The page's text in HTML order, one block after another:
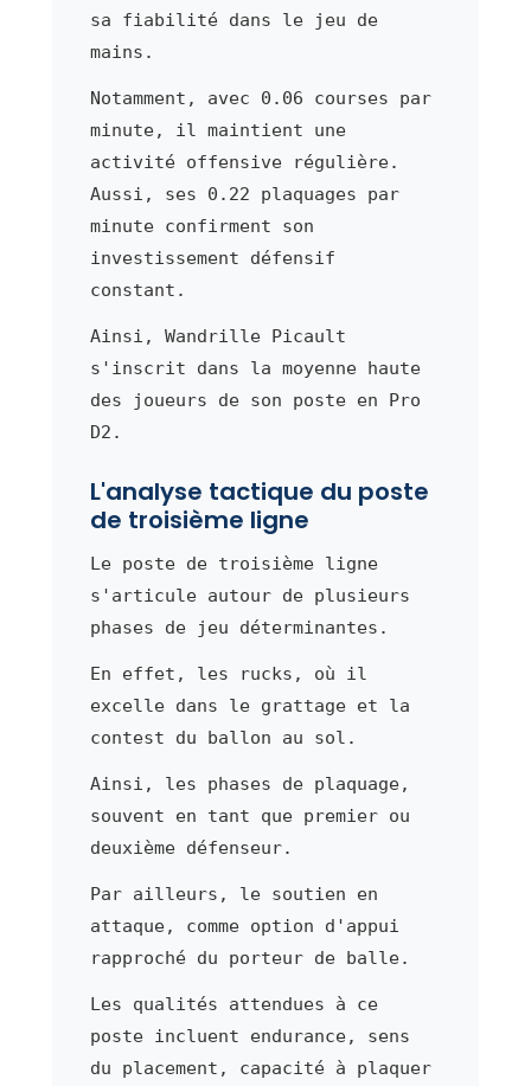
sa fiabilité dans le jeu de
mains.
Notamment, avec 0.06 courses par
minute, il maintient une
activité offensive régulière.
Aussi, ses 0.22 plaquages par
minute confirment son
investissement défensif
constant.
Ainsi, Wandrille Picault
s'inscrit dans la moyenne haute
des joueurs de son poste en Pro
D2.
L'analyse tactique du poste
de troisième ligne
Le poste de troisième ligne
s'articule autour de plusieurs
phases de jeu déterminantes.
En effet, les rucks, où il
excelle dans le grattage et la
contest du ballon au sol.
Ainsi, les phases de plaquage,
souvent en tant que premier ou
deuxième défenseur.
Par ailleurs, le soutien en
attaque, comme option d'appui
rapproché du porteur de balle.
Les qualités attendues à ce
poste incluent endurance, sens
du placement, capacité à plaquer